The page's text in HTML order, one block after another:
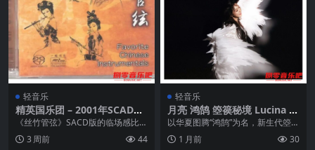
轻音乐
精英国乐团 – 2001年SCAD系
列 – 丝竹管弦 dff
《丝竹管弦》SACD版的临场感比X
RCD版更佳，令人有如观赏现场演
奏一样。各种弹...
3 周前 44
轻音乐
月亮 鸿鹄 箜篌秘境 Lucina Y
ue – Transcendent Phoenix
FLAC qobuz
以华夏图腾“鸿鹄”为名，新生代箜篌
演奏家月亮（Lucina Yue）匠心打
造。格...
1 月前 30